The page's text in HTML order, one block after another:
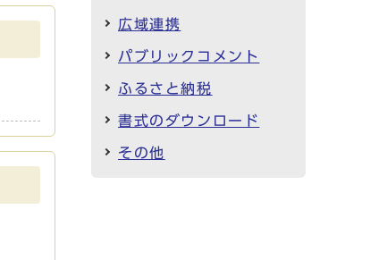
広域連携
パブリックコメント
ふるさと納税
書式のダウンロード
その他